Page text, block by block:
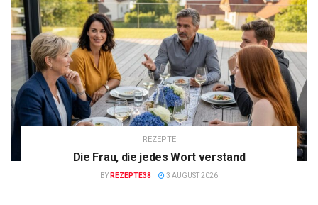
REZEPTE
Die Frau, die jedes Wort verstand
BY REZEPTE38 3 AUGUST 2026